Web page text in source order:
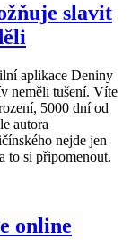
slavit
aplikace Deniny
neměli tušení. Víte
5000 dní od
autora
nejde jen
to si připomenout.
online